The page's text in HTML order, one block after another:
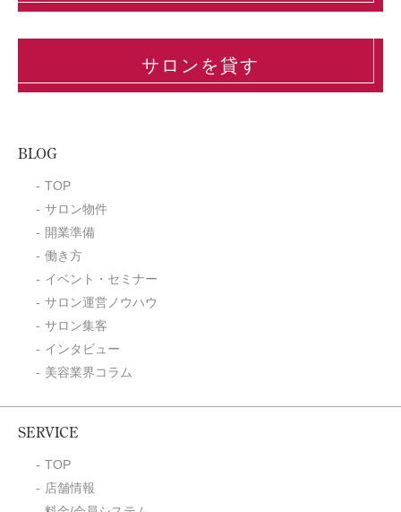
サロンを貸す
BLOG
TOP
サロン物件
開業準備
働き方
イベント・セミナー
サロン運営ノウハウ
サロン集客
インタビュー
美容業界コラム
SERVICE
TOP
店舗情報